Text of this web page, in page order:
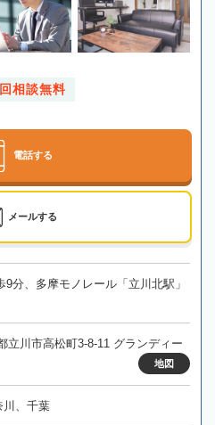
相談無料
電話する
メールする
分、多摩モノレール「立川北駅」
立川市高松町3-8-11 グランディー
地図
川、千葉